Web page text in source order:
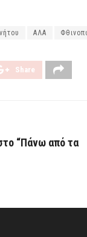
ΑΛΑ
Share
“Πάνω από τα